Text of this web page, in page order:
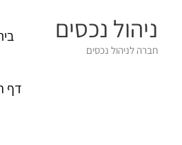
לתוכןניהול נכסים
חברה לניהול נכסים
דף